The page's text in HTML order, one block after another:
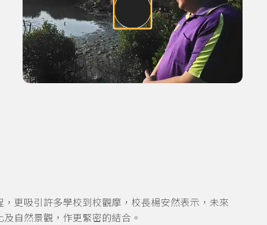
更吸引許多學校到校觀摩，校長楊安然表示，未來
自然景觀，作更緊密的結合。